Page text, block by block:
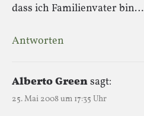
dass ich Familienvater bin…
Antworten
Alberto Greensagt:
25. Mai 2008 um 17:35 Uhr